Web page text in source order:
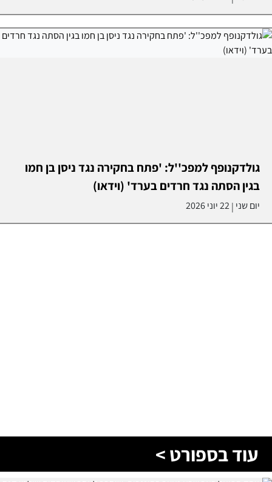
גולדקנופף למפכ''ל: 'פתח בחקירה נגד ניסן בן חמו
בגין הסתה נגד חרדים בערד' (וידאו)
יום שני |22 יוני 2026
עוד בספורט >